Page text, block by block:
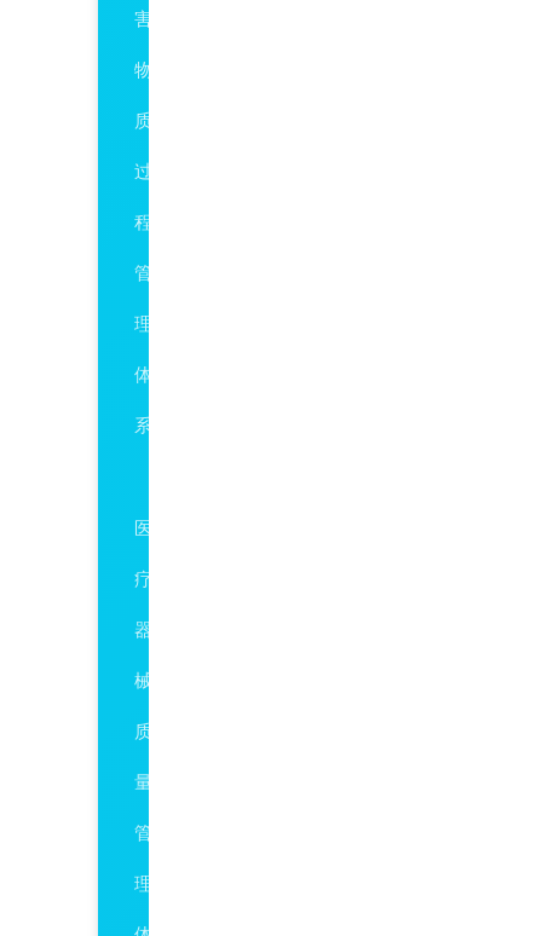
害
物
质
过
程
管
理
体
系
医
疗
器
械
质
量
管
理